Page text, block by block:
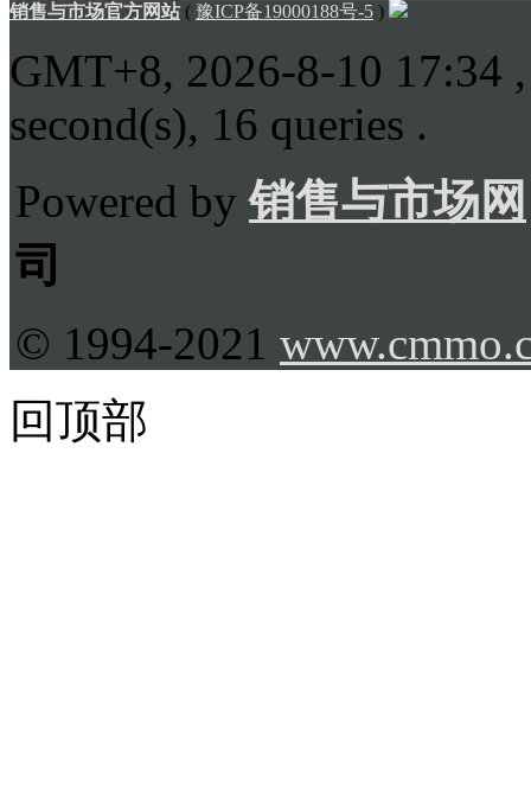
销售与市场官方网站( 豫ICP备19000188号-5 )
GMT+8, 2026-8-10 17:34
second(s), 16 queries .
Powered by销售与市场网
司
© 1994-2021
回顶部